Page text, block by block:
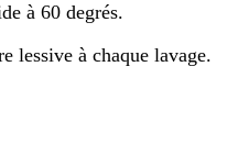
à 60 degrés.
lessive à chaque lavage.